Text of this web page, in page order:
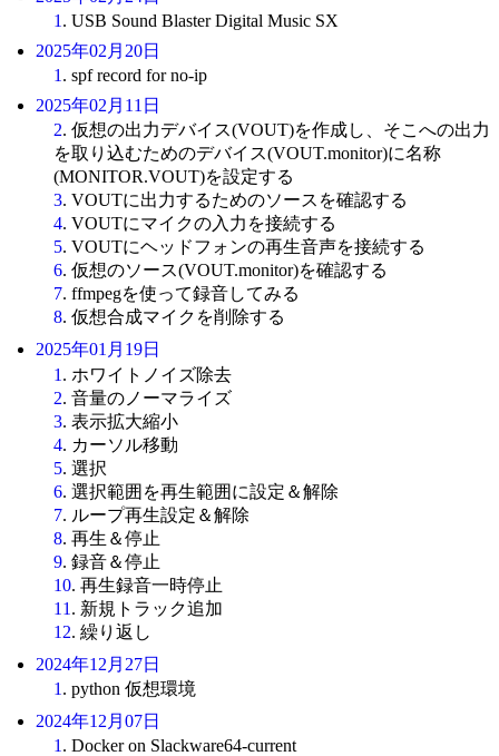
1 . USB Sound Blaster Digital Music SX
2025年02月20日
1 . spf record for no-ip
2025年02月11日
2. 仮想の出力デバイス(VOUT)を作成し、そこへの出力
を取り込むためのデバイス(VOUT.monitor)に名称
(MONITOR.VOUT)を設定する
3. VOUTに出力するためのソースを確認する
4. VOUTにマイクの入力を接続する
5. VOUTにヘッドフォンの再生音声を接続する
6. 仮想のソース(VOUT.monitor)を確認する
7. ffmpegを使って録音してみる
8. 仮想合成マイクを削除する
2025年01月19日
1 . ホワイトノイズ除去
2. 音量のノーマライズ
3. 表示拡大縮小
4. カーソル移動
5. 選択
6. 選択範囲を再生範囲に設定＆解除
7. ループ再生設定＆解除
8. 再生＆停止
9. 録音＆停止
10. 再生録音一時停止
11 . 新規トラック追加
12. 繰り返し
2024年12月27日
1. python 仮想環境
2024年12月07日
1 . Docker on Slackware64-current